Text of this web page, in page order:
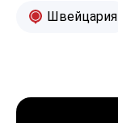
Швейцария